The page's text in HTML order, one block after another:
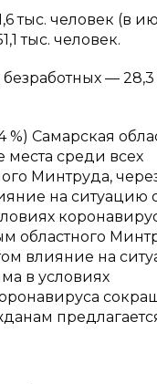
тыс. человек (в
тыс. человек.
— 28,3
Самарская
среди всех
Минтруда,
на ситуацию
областного
влияние на
в условиях